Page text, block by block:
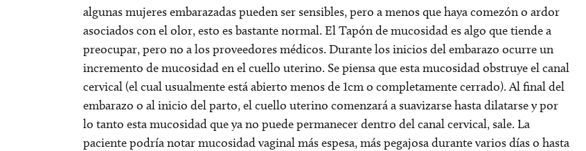
algunas mujeres embarazadas pueden ser sensibles, pero a menos que haya comezón o ardor
asociados con el olor, esto es bastante normal. El Tapón de mucosidad es algo que tiende a
preocupar, pero no a los proveedores médicos. Durante los inicios del embarazo ocurre un
incremento de mucosidad en el cuello uterino. Se piensa que esta mucosidad obstruye el canal
cervical (el cual usualmente está abierto menos de 1cm o completamente cerrado). Al final del
embarazo o al inicio del parto, el cuello uterino comenzará a suavizarse hasta dilatarse y por
lo tanto esta mucosidad que ya no puede permanecer dentro del canal cervical, sale. La
paciente podría notar mucosidad vaginal más espesa, más pegajosa durante varios días o hasta